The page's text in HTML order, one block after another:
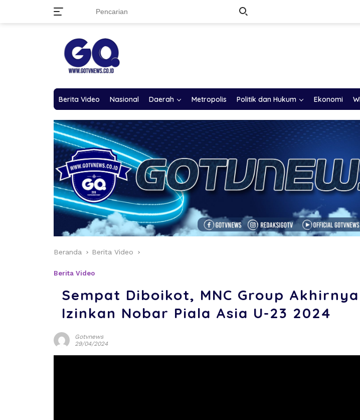
Berita Video Nasional Daerah Metropolis Politik dan Hukum Ekonomi
Beranda Berita Video
Berita Video
Sempat Diboikot, MNC Group Akhirnya
Izinkan Nobar Piala Asia U-23 2024
Gotvnews
29/04/2024